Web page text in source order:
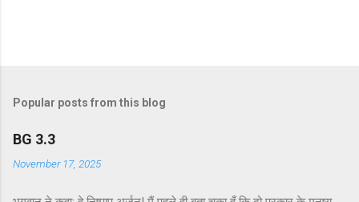
Popular posts from this blog
BG 3.3
November 17, 2025